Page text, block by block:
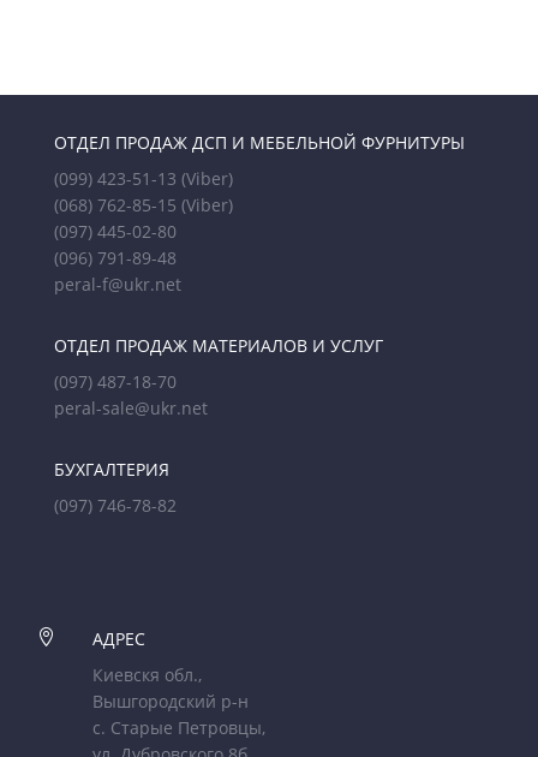
ОТДЕЛ ПРОДАЖ ДСП И МЕБЕЛЬНОЙ ФУРНИТУРЫ
(099) 423-51-13 (Viber)
(068) 762-85-15 (Viber)
(097) 445-02-80
(096) 791-89-48
peral-f@ukr.net
ОТДЕЛ ПРОДАЖ МАТЕРИАЛОВ И УСЛУГ
(097) 487-18-70
peral-sale@ukr.net
БУХГАЛТЕРИЯ
(097) 746-78-82

АДРЕС
Киевскя обл.,
Вышгородский р-н
с. Старые Петровцы,